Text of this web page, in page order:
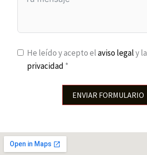
He leído y acepto elaviso legaly la
privacidad *
ENVIAR FORMULARIO